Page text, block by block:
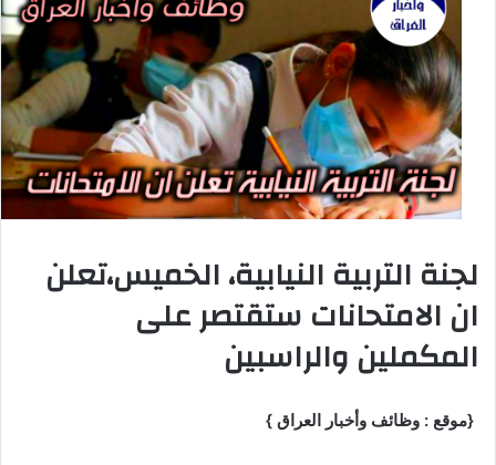
لجنة التربية النيابية، الخميس،تعلن
ان الامتحانات ستقتصر على
المكملين والراسبين
{موقع : وظائف وأخبار العراق }